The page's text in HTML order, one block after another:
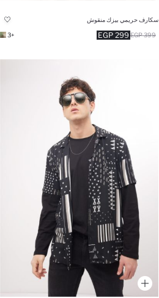
سكارف حريمي بيزك منقوش
299 EGP 399 EGP
+3